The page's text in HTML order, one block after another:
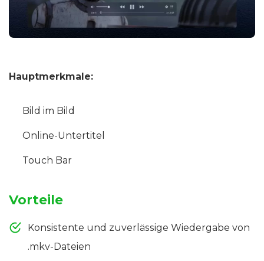
Hauptmerkmale:
Bild im Bild
Online-Untertitel
Touch Bar
Vorteile
Konsistente und zuverlässige Wiedergabe von
.mkv-Dateien